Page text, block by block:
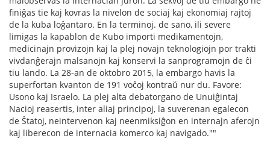
finiĝas tie kaj kovras la nivelon de sociaj kaj ekonomiaj rajtoj
de la kuba loĝantaro. En la terminoj. de sano, ili severe
limigas la kapablon de Kubo importi medikamentojn,
medicinajn provizojn kaj la plej novajn teknologiojn por trakti
vivdanĝerajn malsanojn kaj konservi la sanprogramojn de ĉi
tiu lando. La 28-an de oktobro 2015, la embargo havis la
superfortan kvanton de 191 voĉoj kontraŭ nur du. Favore:
Usono kaj Israelo. La plej alta debatorgano de Unuiĝintaj
Nacioj reasertis, inter aliaj principoj, la suverenan egalecon
de Ŝtatoj, neintervenon kaj neenmiksiĝon en internajn aferojn
kaj liberecon de internacia komerco kaj navigado.""